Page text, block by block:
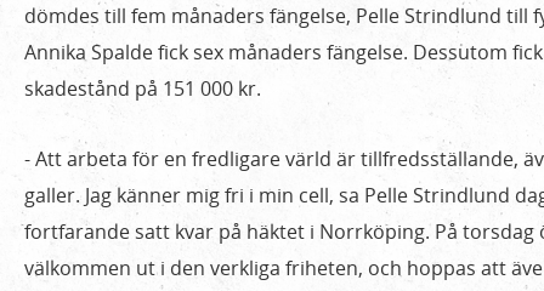
dömdes till fem månaders fängelse, Pelle Strindlund till
Annika Spalde fick sex månaders fängelse. Dessutom
skadestånd på 151 000 kr.
- Att arbeta för en fredligare värld är tillfredsställande,
galler. Jag känner mig fri i min cell, sa Pelle Strindlund
fortfarande satt kvar på häktet i Norrköping. På torsdag
välkommen ut i den verkliga friheten, och hoppas att